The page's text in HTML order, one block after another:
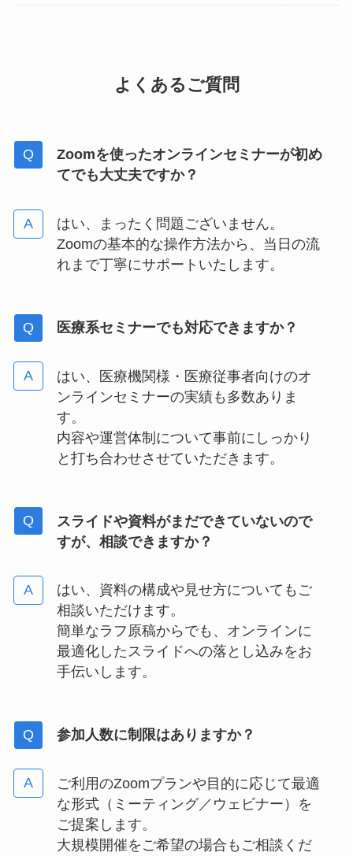
よくあるご質問
Zoomを使ったオンラインセミナーが初め
てでも大丈夫ですか？
はい、まったく問題ございません。
Zoomの基本的な操作方法から、当日の流
れまで丁寧にサポートいたします。
医療系セミナーでも対応できますか？
はい、医療機関様・医療従事者向けのオ
ンラインセミナーの実績も多数ありま
す。
内容や運営体制について事前にしっかり
と打ち合わせさせていただきます。
スライドや資料がまだできていないので
すが、相談できますか？
はい、資料の構成や見せ方についてもご
相談いただけます。
簡単なラフ原稿からでも、オンラインに
最適化したスライドへの落とし込みをお
手伝いします。
参加人数に制限はありますか？
ご利用のZoomプランや目的に応じて最適
な形式（ミーティング／ウェビナー）を
ご提案します。
大規模開催をご希望の場合もご相談くだ